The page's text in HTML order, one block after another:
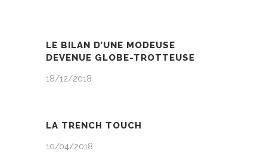
LE BILAN D’UNE MODEUSE
DEVENUE GLOBE-TROTTEUSE
18/12/2018
LA TRENCH TOUCH
10/04/2018